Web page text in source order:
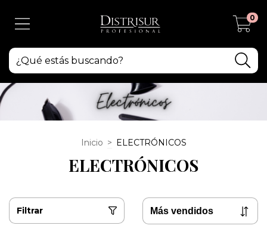
0
Inicio > ELECTRÓNICOS
ELECTRÓNICOS
Filtrar